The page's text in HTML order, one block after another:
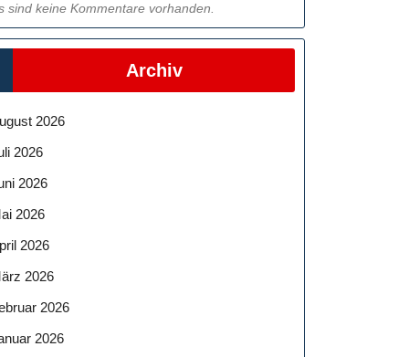
sind keine Kommentare vorhanden.
Archiv
2026
2026
2026
2026
2026
2026
2026
2026